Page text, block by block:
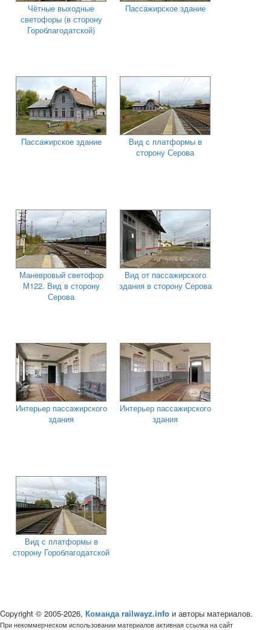
Чётные выходные
светофоры (в сторону
Гороблагодатской)
Пассажирское здание
Пассажирское здание
Вид с платформы в
сторону Серова
Маневровый светофор
М122. Вид в сторону
Серова
Вид от пассажирского
здания в сторону Серова
Интерьер пассажирского
здания
Интерьер пассажирского
здания
Вид с платформы в
сторону Гороблагодатской
Copyright © 2005-2026, Команда railwayz.info и авторы материалов.
При некоммерческом использовании материалов активная ссылка на сайт